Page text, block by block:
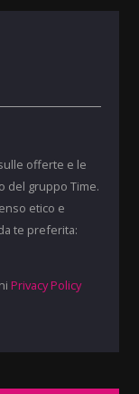
offerte e le
del gruppo Time.
etico e
te preferita:
Privacy Policy